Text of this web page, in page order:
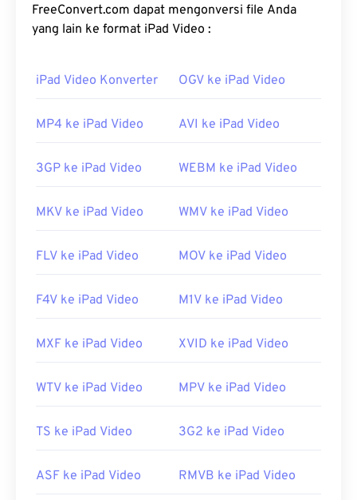
internet. Terlepas dari satu perbedaan, F4P
merupakan format yang sama dengan F4V; kecuali
F4P?
Di sebagian besar platform, berkas F4P terbuka di
pemutar default. Untuk hasil yang terjamin di Mac
Media Player .
mendukung plugin Adobe Flash Player. Namun,
mengatasi batasan iOS. Ingatlah selalu bahwa "P"
Dikembangkan oleh:
Adobe
Tautan yang berguna:
https://en.wikipedia.org/wiki/Flash_Video
FreeConvert.com dapat mengonversi file Anda
yang lain ke format iPad Video :
iPad Video Konverter OGV ke iPad Video
MP4 ke iPad Video AVI ke iPad Video
3GP ke iPad Video WEBM ke iPad Video
MKV ke iPad Video WMV ke iPad Video
FLV ke iPad Video MOV ke iPad Video
F4V ke iPad Video M1V ke iPad Video
MXF ke iPad Video XVID ke iPad Video
WTV ke iPad Video MPV ke iPad Video
TS ke iPad Video 3G2 ke iPad Video
ASF ke iPad Video RMVB ke iPad Video